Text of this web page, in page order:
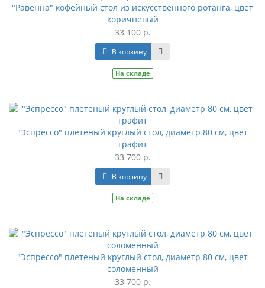
"Равенна" кофейный стол из искусственного ротанга, цвет
коричневый
33 100 р.
В корзину
На складе
"Эспрессо" плетеный круглый стол, диаметр 80 см, цвет
графит
33 700 р.
В корзину
На складе
"Эспрессо" плетеный круглый стол, диаметр 80 см, цвет
соломенный
33 700 р.